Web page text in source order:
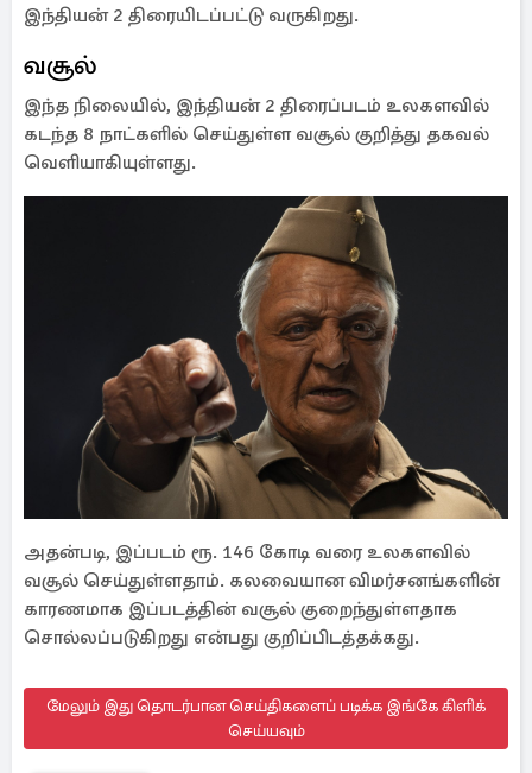
இந்தியன் 2 திரையிடப்பட்டு வருகிறது.
வசூல்
இந்த நிலையில், இந்தியன் 2 திரைப்படம் உலகளவில்
கடந்த 8 நாட்களில் செய்துள்ள வசூல் குறித்து தகவல்
வெளியாகியுள்ளது.
அதன்படி, இப்படம் ரூ. 146 கோடி வரை உலகளவில்
வசூல் செய்துள்ளதாம். கலவையான விமர்சனங்களின்
காரணமாக இப்படத்தின் வசூல் குறைந்துள்ளதாக
சொல்லப்படுகிறது என்பது குறிப்பிடத்தக்கது.
மேலும் இது தொடர்பான செய்திகளைப் படிக்க இங்கே கிளிக்
செய்யவும்